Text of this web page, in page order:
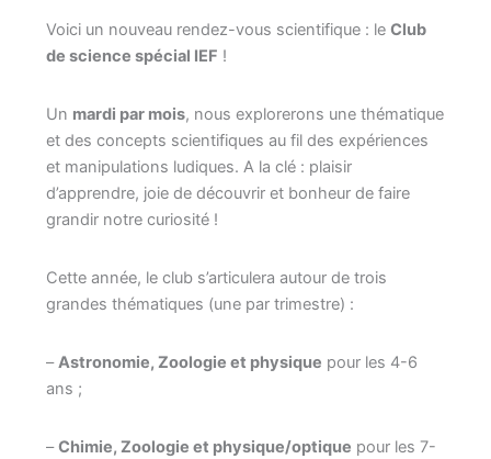
Voici un nouveau rendez-vous scientifique : leClub
de science spécial IEF !
Un mardi par mois, nous explorerons une thématique
et des concepts scientifiques au fil des expériences
et manipulations ludiques. A la clé : plaisir
d’apprendre, joie de découvrir et bonheur de faire
grandir notre curiosité !
Cette année, le club s’articulera autour de trois
grandes thématiques (une par trimestre) :
–Astronomie, Zoologie et physique pour les 4-6
ans ;
–Chimie, Zoologie et physique/optique pour les 7-